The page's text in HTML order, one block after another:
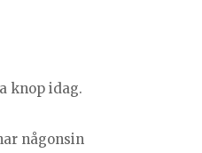
knop idag.
någonsin